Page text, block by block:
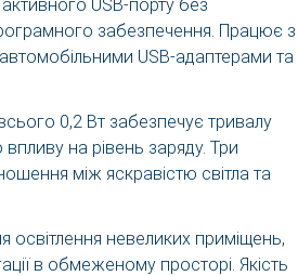
USB-порту без
забезпечення. Працює з
USB-адаптерами та
0,2 Вт забезпечує тривалу
на рівень заряду. Три
між яскравістю світла та
освітлення невеликих приміщень,
в обмеженому просторі. Якість